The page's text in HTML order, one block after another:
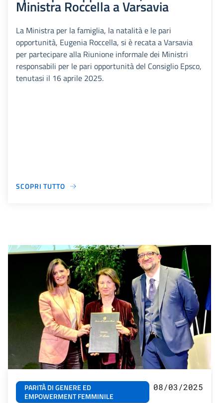
Ministra Roccella a Varsavia
La Ministra per la famiglia, la natalità e le pari
opportunità, Eugenia Roccella, si è recata a Varsavia
per partecipare alla Riunione informale dei Ministri
responsabili per le pari opportunità del Consiglio Epsco,
tenutasi il 16 aprile 2025.
SCOPRI TUTTO
PARITÀ DI GENERE ED
EMPOWERMENT FEMMINILE
08/03/2025